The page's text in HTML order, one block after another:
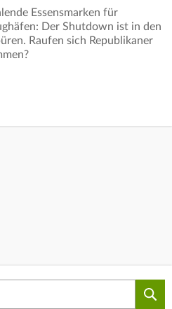
Essensmarken für
Der Shutdown ist in den
Raufen sich Republikaner